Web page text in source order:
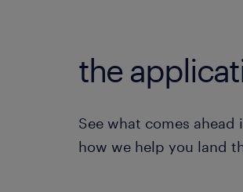
the
See what comes
how we help you land